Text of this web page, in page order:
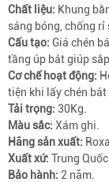
Chất liệu: Khung
sáng bóng, chống rỉ
Cấu tạo: Giá chén
tầng úp bát giúp
Cơ chế hoạt động:
tiện khi lấy chén bát
Tải trọng: 30Kg.
Màu sắc: Xám ghi.
Hãng sản xuất:
Xuất xứ: Trung Quốc.
Bảo hành: 2 năm.